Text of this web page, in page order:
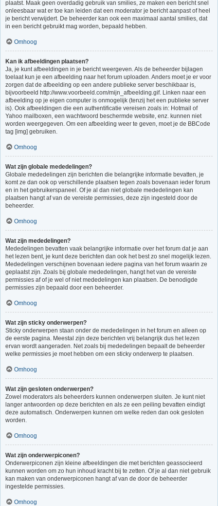
plaatst. Maak geen overdadig gebruik van smilies, ze maken een bericht snel
onleesbaar wat er toe kan leiden dat een moderator je bericht aanpast of heel
je bericht verwijdert. De beheerder kan ook een maximaal aantal smilies, dat
in een bericht gebruikt mag worden, bepaald hebben.
Omhoog
Kan ik afbeeldingen plaatsen?
Ja, je kunt afbeeldingen in je bericht weergeven. Als de beheerder bijlagen
toelaat kun je een afbeelding naar het forum uploaden. Anders moet je er voor
zorgen dat de afbeelding op een andere publieke server beschikbaar is,
bijvoorbeeld http://www.voorbeeld.com/mijn_afbeelding.gif. Linken naar een
afbeelding op je eigen computer is onmogelijk (tenzij het een publieke server
is). Ook afbeeldingen die een authentificatie vereisen zoals in: Hotmail of
Yahoo mailboxen, een wachtwoord beschermde website, enz. kunnen niet
worden weergegeven. Om een afbeelding weer te geven, moet je de BBCode
tag [img] gebruiken.
Omhoog
Wat zijn globale mededelingen?
Globale mededelingen zijn berichten die belangrijke informatie bevatten, je
komt ze dan ook op verschillende plaatsen tegen zoals bovenaan ieder forum
en in het gebruikerspaneel. Of je al dan niet globale mededelingen kan
plaatsen hangt af van de vereiste permissies, deze zijn ingesteld door de
beheerder.
Omhoog
Wat zijn mededelingen?
Mededelingen bevatten vaak belangrijke informatie over het forum dat je aan
het lezen bent, je kunt deze berichten dan ook het best zo snel mogelijk lezen.
Mededelingen verschijnen bovenaan iedere pagina van het forum waarin ze
geplaatst zijn. Zoals bij globale mededelingen, hangt het van de vereiste
permissies af of je wel of niet mededelingen kan plaatsen. De benodigde
permissies zijn bepaald door een beheerder.
Omhoog
Wat zijn sticky onderwerpen?
Sticky onderwerpen staan onder de mededelingen in het forum en alleen op
de eerste pagina. Meestal zijn deze berichten vrij belangrijk dus het lezen
ervan wordt aangeraden. Net zoals bij mededelingen bepaalt de beheerder
welke permissies je moet hebben om een sticky onderwerp te plaatsen.
Omhoog
Wat zijn gesloten onderwerpen?
Zowel moderators als beheerders kunnen onderwerpen sluiten. Je kunt niet
langer antwoorden op deze berichten en als ze een peiling bevatten eindigt
deze automatisch. Onderwerpen kunnen om welke reden dan ook gesloten
worden.
Omhoog
Wat zijn onderwerpiconen?
Onderwerpiconen zijn kleine afbeeldingen die met berichten geassocieerd
kunnen worden om zo hun inhoud kracht bij te zetten. Of je al dan niet gebruik
kan maken van onderwerpiconen hangt af van de door de beheerder
ingestelde permissies.
Omhoog